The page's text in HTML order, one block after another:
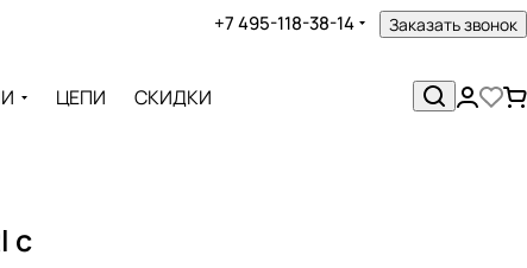
+7 495-118-38-14 Заказать звонок
ЦЕПИ СКИДКИ
с